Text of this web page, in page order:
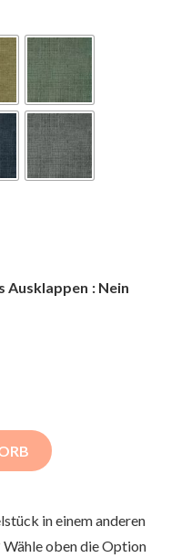
Ausklappen : Nein
in einem anderen
oben die Option